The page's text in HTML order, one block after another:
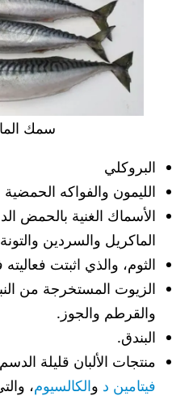
سمك
البروكلي
الليمون والفواكه
الماكريل والسردين
الثوم، والذي اثبتت
الزيوت المستخرجة من
والقرطم والجوز.
البندق.
منتجات الألبان قليلة
فيتامين د والكالسيوم،